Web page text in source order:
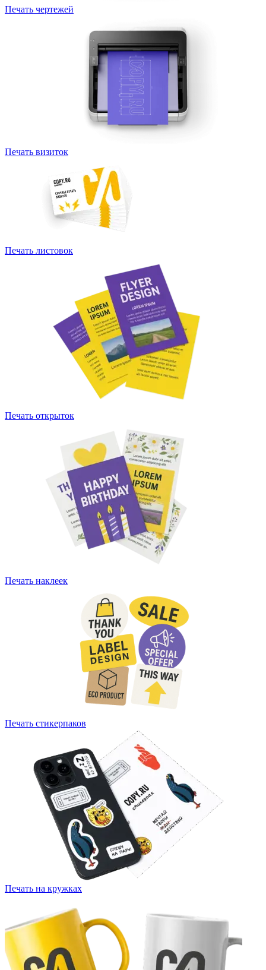
Печать чертежей
Печать визиток
Печать листовок
Печать открыток
Печать наклеек
Печать стикерпаков
Печать на кружках